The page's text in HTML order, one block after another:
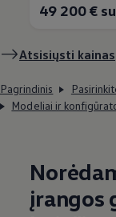
49 200 €
Atsisiųsti kainas
Pagrindinis
Modeliai ir
įrangos